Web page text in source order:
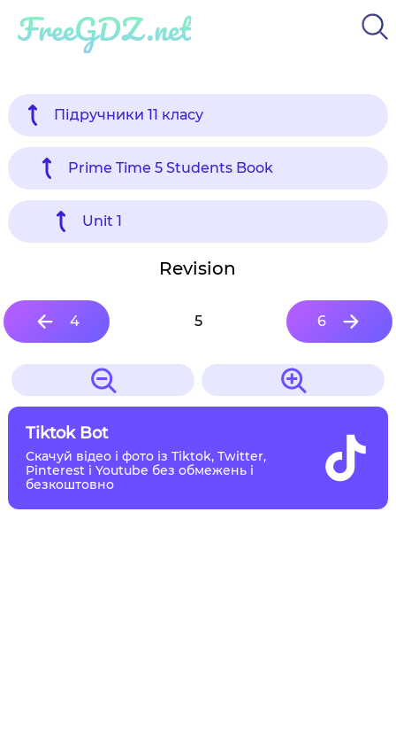
FreeGDZ.net
Підручники 11 класу
Prime Time 5 Students Book
Unit 1
Revision
4 5 6
Tiktok Bot
Скачуй відео і фото із Tiktok, Twitter,
Pinterest і Youtube без обмежень і
безкоштовно